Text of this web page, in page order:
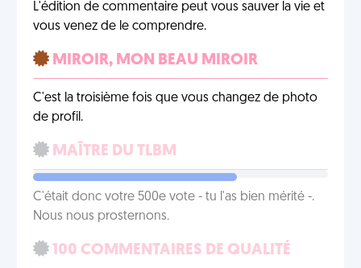
L'édition de commentaire peut vous sauver la vie et
vous venez de le comprendre.
MIROIR, MON BEAU MIROIR
C'est la troisième fois que vous changez de photo
de profil.
MAÎTRE DU TLBM
C'était donc votre 500e vote - tu l'as bien mérité -.
Nous nous prosternons.
100 COMMENTAIRES DE QUALITÉ